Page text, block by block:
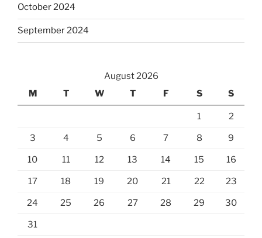
October 2024
September 2024
August 2026
M
T W T F S S
1 2
3 4 5 6 7 8 9
10 11 12 13 14 15 16
17 18 19 20 21 22 23
24 25 26 27 28 29 30
31